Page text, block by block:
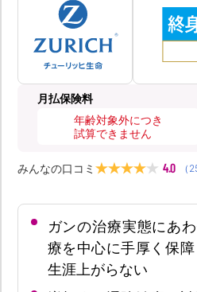
月払保険料
年齢対象外につき
試算できません
みんなの口コミ 4.0 （
ガンの治療実態にあ
療を中心に手厚く保
生涯上がらない